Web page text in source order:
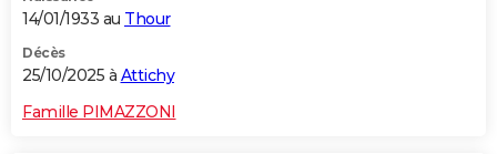
14/01/1933 au Thour
Décès
25/10/2025 à Attichy
Famille PIMAZZONI